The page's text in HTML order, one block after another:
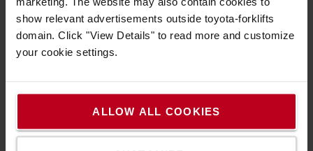
show relevant advertisements outside toyota-forklifts
domain. Click "View Details" to read more and customize
your cookie settings.
ALLOW ALL COOKIES